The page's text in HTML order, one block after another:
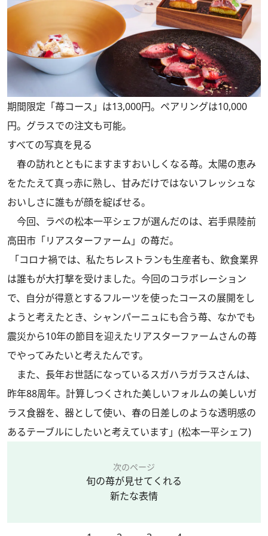
期間限定「苺コース」は13,000円。ペアリングは10,000
円。グラスでの注文も可能。
すべての写真を見る
春の訪れとともにますますおいしくなる苺。太陽の恵み
をたたえて真っ赤に熟し、甘みだけではないフレッシュな
おいしさに誰もが顔を綻ばせる。
今回、ラぺの松本一平シェフが選んだのは、岩手県陸前
高田市「リアスターファーム」の苺だ。
「コロナ禍では、私たちレストランも生産者も、飲食業界
は誰もが大打撃を受けました。今回のコラボレーション
で、自分が得意とするフルーツを使ったコースの展開をし
ようと考えたとき、シャンパーニュにも合う苺、なかでも
震災から10年の節目を迎えたリアスターファームさんの苺
でやってみたいと考えたんです。
また、長年お世話になっているスガハラガラスさんは、
昨年88周年。計算しつくされた美しいフォルムの美しいガ
ラス食器を、器として使い、春の日差しのような透明感の
あるテーブルにしたいと考えています」(松本一平シェフ)
次のページ
旬の苺が見せてくれる
新たな表情